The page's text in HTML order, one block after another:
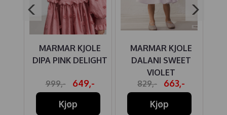
MARMAR KJOLE
DIPA PINK DELIGHT
999,-
649,-
Kjøp
MARMAR KJOLE
DALANI SWEET
VIOLET
829,-
663,-
Kjøp